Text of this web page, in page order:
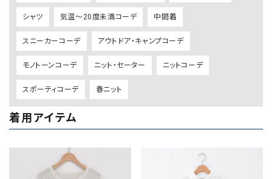
シャツ 気温～20度未満コーデ 中間着
スニーカーコーデ アウトドア・キャンプコーデ
モノトーンコーデ ニット・セーター ニットコーデ
スポーティコーデ 春ニット
着用アイテム